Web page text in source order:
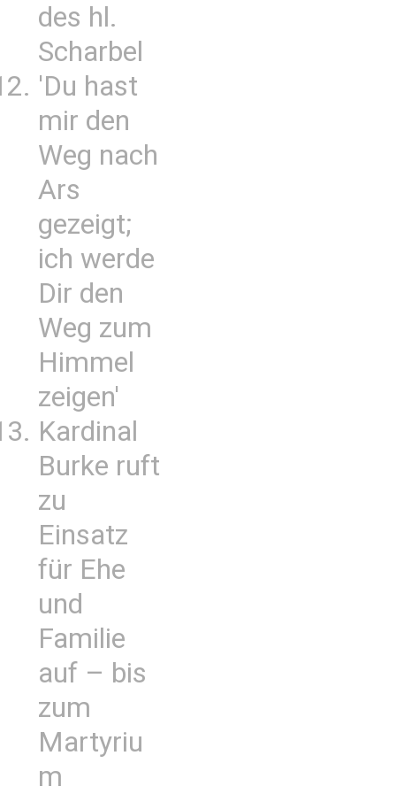
des hl.
Scharbel
'Du hast
mir den
Weg nach
Ars
gezeigt;
ich werde
Dir den
Weg zum
Himmel
zeigen'
Kardinal
Burke ruft
zu
Einsatz
für Ehe
und
Familie
auf – bis
zum
Martyriu
m